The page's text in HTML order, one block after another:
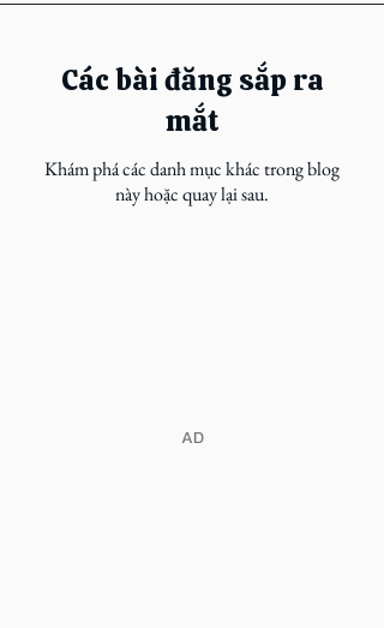
Các bài đăng sắp ra
mắt
Khám phá các danh mục khác trong blog
này hoặc quay lại sau.
​AD